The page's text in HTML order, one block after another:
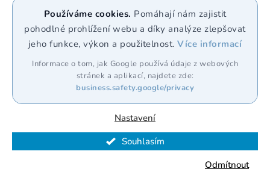
Používáme cookies. Pomáhají nám zajistit
pohodlné prohlížení webu a díky analýze zlepšovat
jeho funkce, výkon a použitelnost.Více informací
Informace o tom, jak Google používá údaje z webových
stránek a aplikací, najdete zde:
business.safety.google/privacy
Nastavení
Odmítnout
Souhlasím
WhatsApp
Vytvořil Shoptet Premium
. Všechna práva vyhrazena.